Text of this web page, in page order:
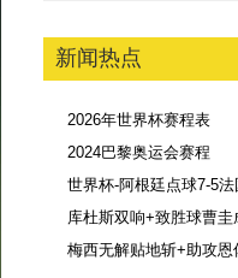
新闻热点
2026年世界杯赛程表
2024巴黎奥运会赛程
库杜斯双响+致胜球曹